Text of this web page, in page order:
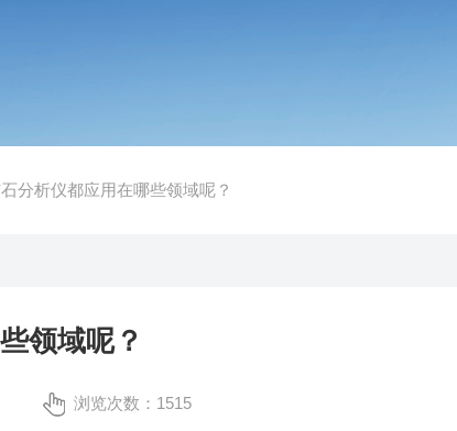
分析仪都应用在哪些领域呢？
领域呢？
浏览次数：1515